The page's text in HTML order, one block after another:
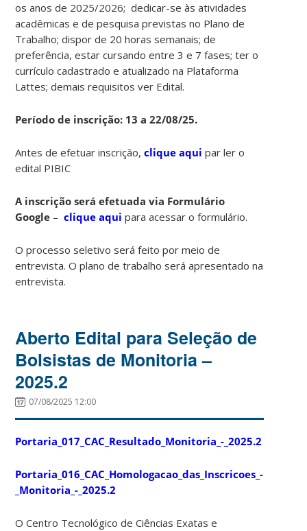
os anos de 2025/2026; dedicar-se às atividades
acadêmicas e de pesquisa previstas no Plano de
Trabalho; dispor de 20 horas semanais; de
preferência, estar cursando entre 3 e 7 fases; ter o
currículo cadastrado e atualizado na Plataforma
Lattes; demais requisitos ver Edital.
Período de inscrição: 13 a 22/08/25.
Antes de efetuar inscrição,clique aqui par ler o
edital PIBIC
A inscrição será efetuada via Formulário
Google –clique aqui para acessar o formulário.
O processo seletivo será feito por meio de
entrevista. O plano de trabalho será apresentado na
entrevista.
Aberto Edital para Seleção de
Bolsistas de Monitoria –
2025.2
07/08/2025 12:00
Portaria_017_CAC_Resultado_Monitoria_-_2025.2
Portaria_016_CAC_Homologacao_das_Inscricoes_-
_Monitoria_-_2025.2
O Centro Tecnológico de Ciências Exatas e